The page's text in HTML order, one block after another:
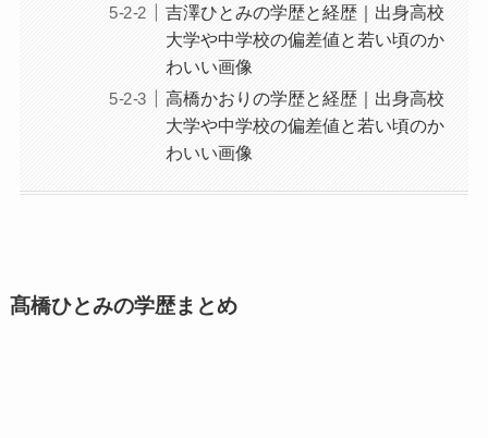
吉澤ひとみの学歴と経歴｜出身高校
大学や中学校の偏差値と若い頃のか
わいい画像
高橋かおりの学歴と経歴｜出身高校
大学や中学校の偏差値と若い頃のか
わいい画像
髙橋ひとみの学歴まとめ